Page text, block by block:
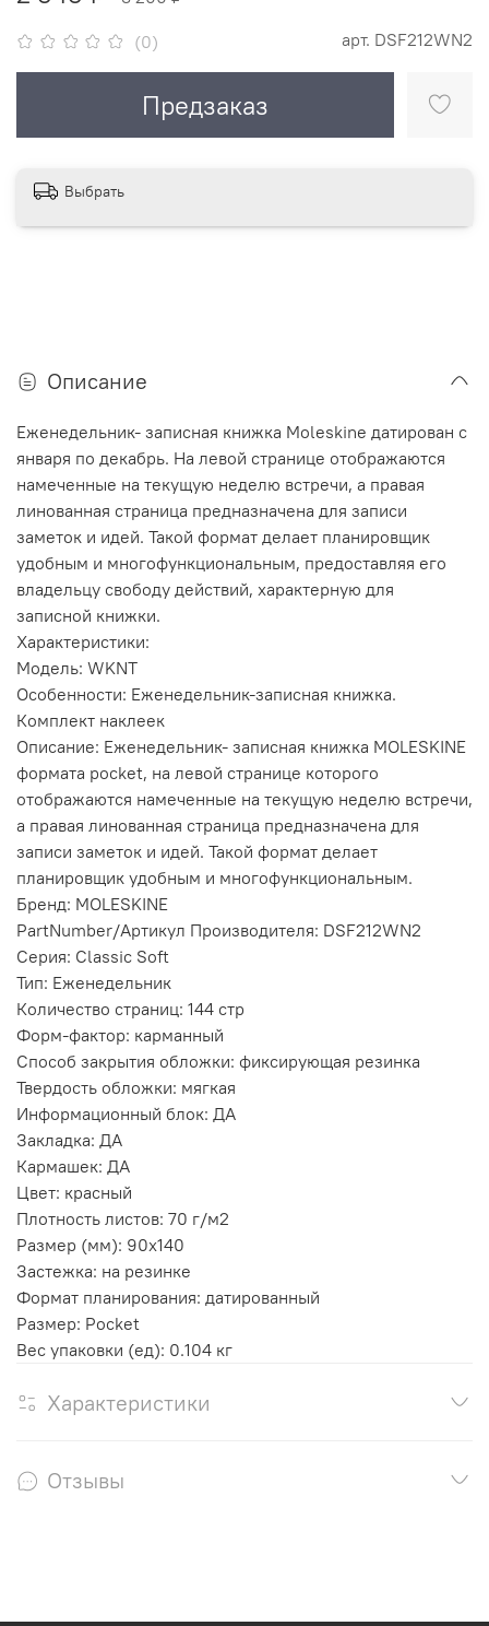
(0) арт. DSF212WN2
Предзаказ
Выбрать
Описание
Еженедельник- записная книжка Moleskine датирован с
января по декабрь. На левой странице отображаются
намеченные на текущую неделю встречи, а правая
линованная страница предназначена для записи
заметок и идей. Такой формат делает планировщик
удобным и многофункциональным, предоставляя его
владельцу свободу действий, характерную для
записной книжки.
Характеристики:
Модель: WKNT
Особенности: Еженедельник-записная книжка.
Комплект наклеек
Описание: Еженедельник- записная книжка MOLESKINE
формата pocket, на левой странице которого
отображаются намеченные на текущую неделю встречи,
а правая линованная страница предназначена для
записи заметок и идей. Такой формат делает
планировщик удобным и многофункциональным.
Бренд: MOLESKINE
PartNumber/Артикул Производителя: DSF212WN2
Серия: Classic Soft
Тип: Еженедельник
Количество страниц: 144 стр
Форм-фактор: карманный
Способ закрытия обложки: фиксирующая резинка
Твердость обложки: мягкая
Информационный блок: ДА
Закладка: ДА
Кармашек: ДА
Цвет: красный
Плотность листов: 70 г/м2
Размер (мм): 90x140
Застежка: на резинке
Формат планирования: датированный
Размер: Pocket
Вес упаковки (ед): 0.104 кг
Характеристики
Отзывы